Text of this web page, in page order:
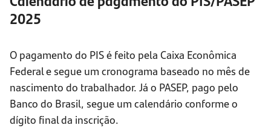
2025
O pagamento do PIS é feito pela Caixa Econômica
Federal e segue um cronograma baseado no mês de
nascimento do trabalhador. Já o PASEP, pago pelo
Banco do Brasil, segue um calendário conforme o
dígito final da inscrição.